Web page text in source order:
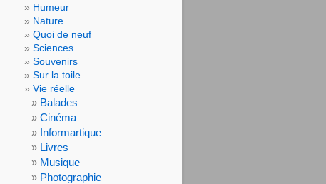
Humeur
Nature
Quoi de neuf
Sciences
Souvenirs
Sur la toile
Vie réelle
Balades
Cinéma
Informartique
Livres
Musique
Photographie